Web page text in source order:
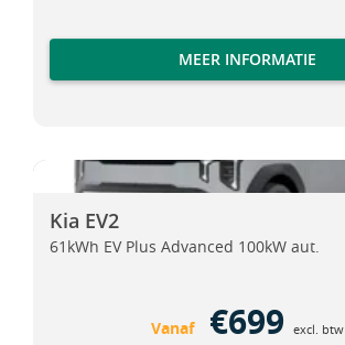
MEER INFORMATIE
Kia EV2
Kia EV2
Kia EV2
61kWh EV Plus Advanced 100kW aut.
Vanaf €699 excl. btw